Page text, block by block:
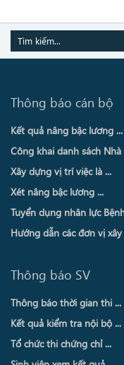
Thông báo cán bộ
Kết quả nâng bậc lương ...
Công khai danh sách Nhà
Xây dựng vị trí việc là ...
Xét nâng bậc lương ...
Tuyển dụng nhân lực
Hướng dẫn các đơn vị xây
Thông báo SV
Thông báo thời gian thi ...
Kết quả kiểm tra nội bộ ...
Tổ chức thi chứng chỉ ...